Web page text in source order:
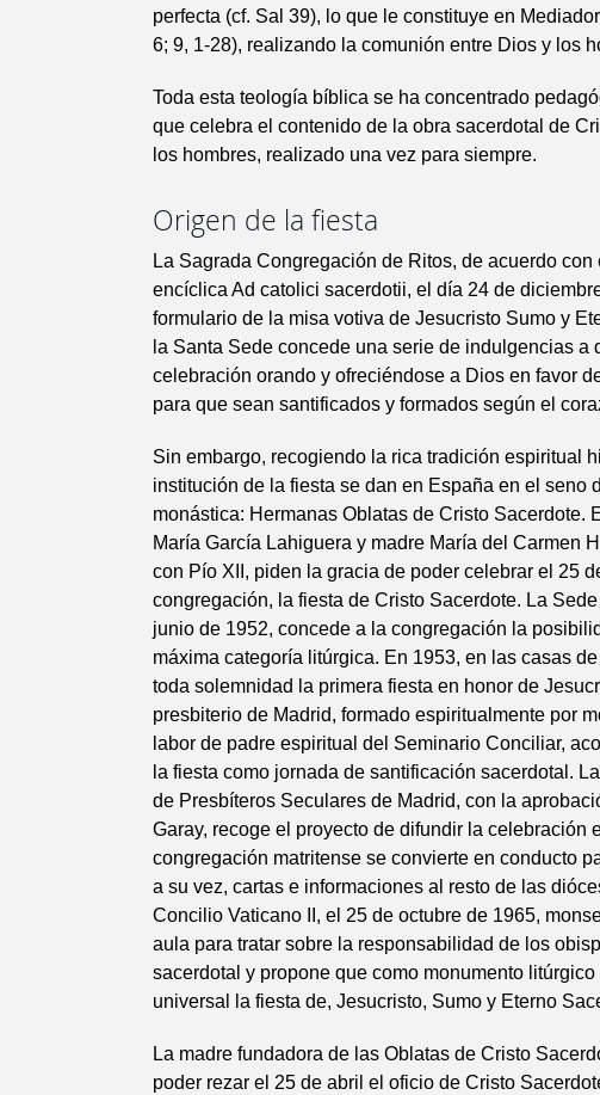
perfecta (cf. Sal 39), lo que le constituye en
6; 9, 1-28), realizando la comunión entre Dios y los
Toda esta teología bíblica se ha concentrado
que celebra el contenido de la obra sacerdotal de
los hombres, realizado una vez para siempre.
Origen de la fiesta
La Sagrada Congregación de Ritos, de acuerdo
encíclica Ad catolici sacerdotii, el día 24 de
formulario de la misa votiva de Jesucristo Sumo y
la Santa Sede concede una serie de indulgencias a
celebración orando y ofreciéndose a Dios en favor
para que sean santificados y formados según el
Sin embargo, recogiendo la rica tradición espiritual
institución de la fiesta se dan en España en el seno
monástica: Hermanas Oblatas de Cristo Sacerdote.
María García Lahiguera y madre María del Carmen
con Pío XII, piden la gracia de poder celebrar el 25
congregación, la fiesta de Cristo Sacerdote. La
junio de 1952, concede a la congregación la
máxima categoría litúrgica. En 1953, en las casas
toda solemnidad la primera fiesta en honor de
presbiterio de Madrid, formado espiritualmente por
labor de padre espiritual del Seminario Conciliar,
la fiesta como jornada de santificación sacerdotal.
de Presbíteros Seculares de Madrid, con la
Garay, recoge el proyecto de difundir la celebración
congregación matritense se convierte en conducto
a su vez, cartas e informaciones al resto de las
Concilio Vaticano II, el 25 de octubre de 1965,
aula para tratar sobre la responsabilidad de los
sacerdotal y propone que como monumento
universal la fiesta de, Jesucristo, Sumo y Eterno
La madre fundadora de las Oblatas de Cristo
poder rezar el 25 de abril el oficio de Cristo